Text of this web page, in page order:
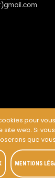
2022 -
pour
web. Si
que
MENTIONS